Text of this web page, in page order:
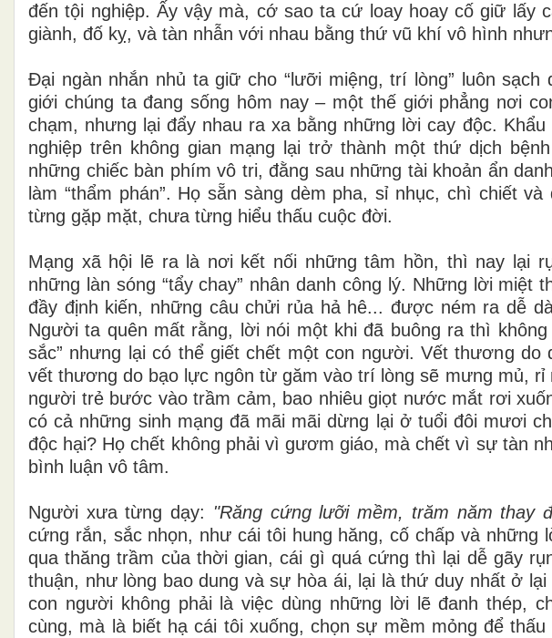
đến tội nghiệp. Ấy vậy mà, cớ sao ta cứ loay hoay cố giữ lấy
giành, đố kỵ, và tàn nhẫn với nhau bằng thứ vũ khí vô hình
Đại ngàn nhắn nhủ ta giữ cho “lưỡi miệng, trí lòng” luôn
giới chúng ta đang sống hôm nay – một thế giới phẳng nơi
chạm, nhưng lại đẩy nhau ra xa bằng những lời cay độc.
nghiệp trên không gian mạng lại trở thành một thứ dịch
những chiếc bàn phím vô tri, đằng sau những tài khoản ẩn
làm “thẩm phán”. Họ sẵn sàng dèm pha, sỉ nhục, chì chiết
từng gặp mặt, chưa từng hiểu thấu cuộc đời.
Mạng xã hội lẽ ra là nơi kết nối những tâm hồn, thì nay lại
những làn sóng “tẩy chay” nhân danh công lý. Những lời miệt
đầy định kiến, những câu chửi rủa hả hê... được ném ra dễ
Người ta quên mất rằng, lời nói một khi đã buông ra thì
sắc” nhưng lại có thể giết chết một con người. Vết thương
vết thương do bạo lực ngôn từ găm vào trí lòng sẽ mưng mủ,
người trẻ bước vào trầm cảm, bao nhiêu giọt nước mắt rơi
có cả những sinh mạng đã mãi mãi dừng lại ở tuổi đôi mươi
độc hại? Họ chết không phải vì gươm giáo, mà chết vì sự tàn
bình luận vô tâm.
Người xưa từng dạy: "Răng cứng lưỡi mềm, trăm năm thay
cứng rắn, sắc nhọn, như cái tôi hung hăng, cố chấp và những
qua thăng trầm của thời gian, cái gì quá cứng thì lại dễ gãy
thuận, như lòng bao dung và sự hòa ái, lại là thứ duy nhất ở
con người không phải là việc dùng những lời lẽ đanh thép,
cùng, mà là biết hạ cái tôi xuống, chọn sự mềm mỏng để